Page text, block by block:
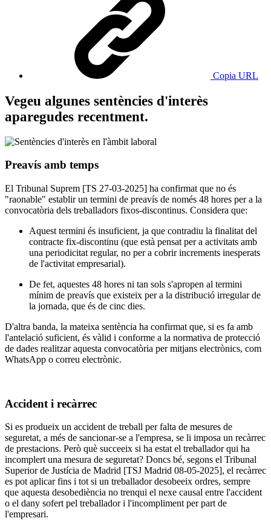
Copia URL
Vegeu algunes sentències d'interès
aparegudes recentment.
Preavís amb temps
El Tribunal Suprem [TS 27-03-2025] ha confirmat que no és
"raonable" establir un termini de preavís de només 48 hores per a la
convocatòria dels treballadors fixos-discontinus. Considera que:
Aquest termini és insuficient, ja que contradiu la finalitat del
contracte fix-discontinu (que està pensat per a activitats amb
una periodicitat regular, no per a cobrir increments inesperats
de l'activitat empresarial).
De fet, aquestes 48 hores ni tan sols s'apropen al termini
mínim de preavís que existeix per a la distribució irregular de
la jornada, que és de cinc dies.
D'altra banda, la mateixa sentència ha confirmat que, si es fa amb
l'antelació suficient, és vàlid i conforme a la normativa de protecció
de dades realitzar aquesta convocatòria per mitjans electrònics, com
WhatsApp o correu electrònic.
Accident i recàrrec
Si es produeix un accident de treball per falta de mesures de
seguretat, a més de sancionar-se a l'empresa, se li imposa un recàrrec
de prestacions. Però què succeeix si ha estat el treballador qui ha
incomplert una mesura de seguretat? Doncs bé, segons el Tribunal
Superior de Justícia de Madrid [TSJ Madrid 08-05-2025], el recàrrec
es pot aplicar fins i tot si un treballador desobeeix ordres, sempre
que aquesta desobediència no trenqui el nexe causal entre l'accident
o el dany sofert pel treballador i l'incompliment per part de
l'empresari.